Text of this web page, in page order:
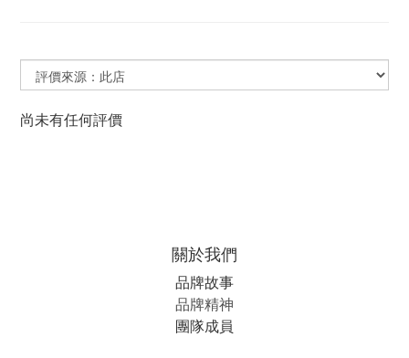
尚未有任何評價
關於我們
品牌故事
品牌精神
團隊成員